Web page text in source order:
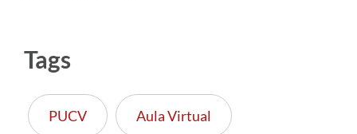
Tags
PUCV Aula Virtual